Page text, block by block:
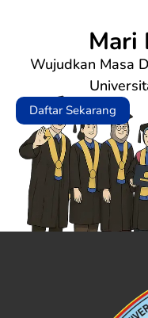
Mari
Wujudkan Masa
Daftar Sekarang